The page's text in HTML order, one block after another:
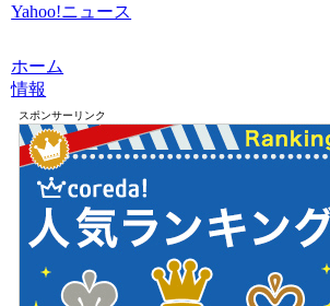
Yahoo!ニュース
ホーム
情報
スポンサーリンク